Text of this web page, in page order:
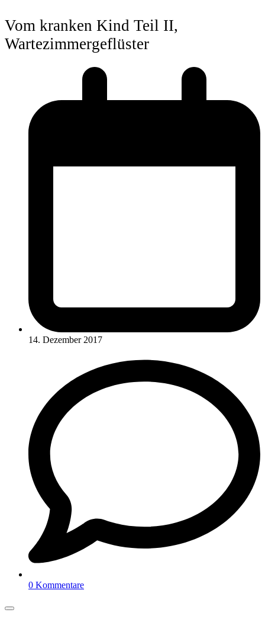
Vom kranken Kind Teil II,
Wartezimmergeflüster
14. Dezember 2017
0 Kommentare